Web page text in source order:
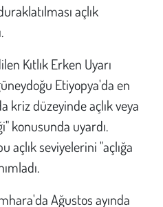
açlık
Kıtlık Erken Uyarı
Etiyopya'da en
kriz düzeyinde açlık veya
konusunda uyardı.
açlık seviyelerini "açlığa
Ağustos ayında